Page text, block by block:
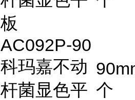
板
AC092P-90
科玛嘉不动
杆菌显色平 个